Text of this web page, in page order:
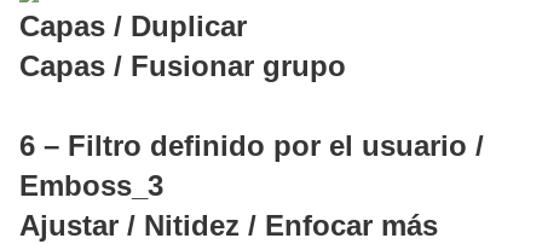
Capas / Duplicar
Capas / Fusionar grupo
6 – Filtro definido por el usuario /
Emboss_3
Ajustar / Nitidez / Enfocar más